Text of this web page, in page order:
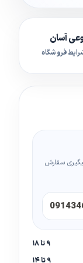
آسان
فروشگاه
سفارش
۹ تا ۱۸
۹ تا ۱۴